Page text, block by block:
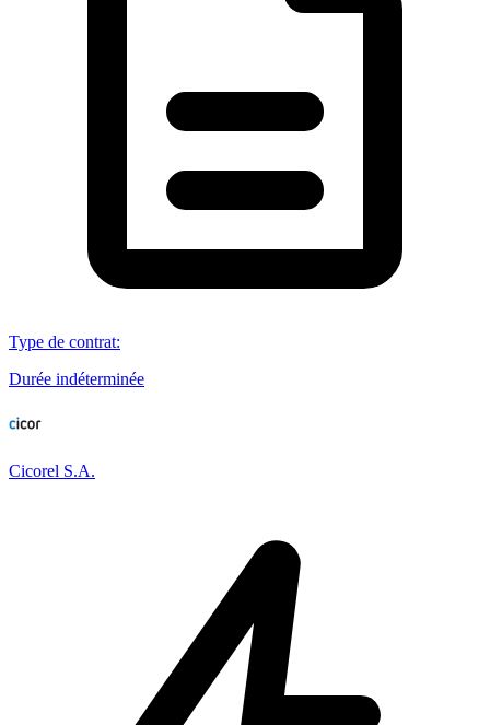
Type de contrat:
Durée indéterminée
Cicorel S.A.